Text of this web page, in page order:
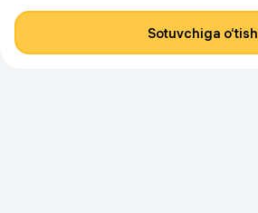
Sotuvchiga o‘tish